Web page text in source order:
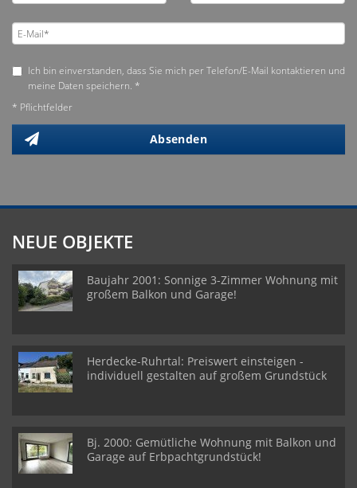
Ich bin einverstanden, dass Sie mich per Telefon/E-Mail kontaktieren und
meine Daten speichern. *
* Pflichtfelder
Absenden
NEUE OBJEKTE
Baujahr 2001: Sonnige 3-Zimmer Wohnung mit
großem Balkon und Garage!
Herdecke-Ruhrtal: Preiswert einsteigen -
individuell gestalten auf großem Grundstück
Bj. 2000: Gemütliche Wohnung mit Balkon und
Garage auf Erbpachtgrundstück!